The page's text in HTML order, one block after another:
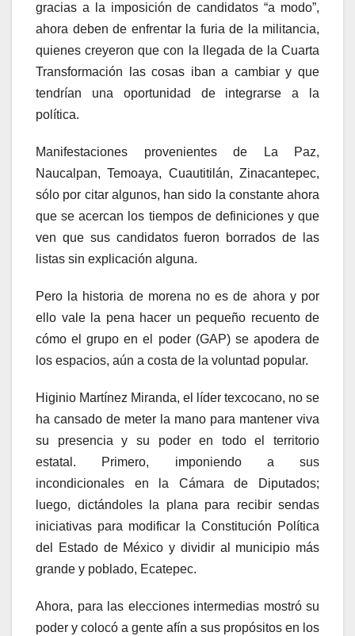
gracias a la imposición de candidatos “a modo”,
ahora deben de enfrentar la furia de la militancia,
quienes creyeron que con la llegada de la Cuarta
Transformación las cosas iban a cambiar y que
tendrían una oportunidad de integrarse a la
política.
Manifestaciones provenientes de La Paz,
Naucalpan, Temoaya, Cuautitilán, Zinacantepec,
sólo por citar algunos, han sido la constante ahora
que se acercan los tiempos de definiciones y que
ven que sus candidatos fueron borrados de las
listas sin explicación alguna.
Pero la historia de morena no es de ahora y por
ello vale la pena hacer un pequeño recuento de
cómo el grupo en el poder (GAP) se apodera de
los espacios, aún a costa de la voluntad popular.
Higinio Martínez Miranda, el líder texcocano, no se
ha cansado de meter la mano para mantener viva
su presencia y su poder en todo el territorio
estatal. Primero, imponiendo a sus
incondicionales en la Cámara de Diputados;
luego, dictándoles la plana para recibir sendas
iniciativas para modificar la Constitución Política
del Estado de México y dividir al municipio más
grande y poblado, Ecatepec.
Ahora, para las elecciones intermedias mostró su
poder y colocó a gente afín a sus propósitos en los